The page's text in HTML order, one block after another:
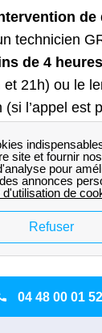
de
technicien
de 4 heures
et 21h) ou le
l’appel est
d’eau
pas appeler
seulement
dechaudière
, les habitants
04 48 00 01 52